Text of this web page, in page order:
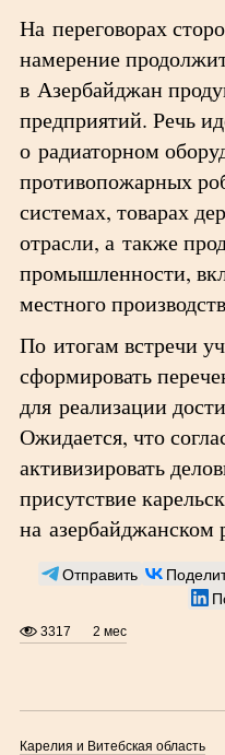
На переговорах
намерение
в Азербайджан
предприятий. Речь
о радиаторном
противопожарных
системах, товарах
отрасли, а также
промышленности,
местного
По итогам встречи
сформировать
для реализации
Ожидается, что
активизировать
присутствие
на азербайджанском
Отправить
3317 2 мес
Карелия и Витебская область